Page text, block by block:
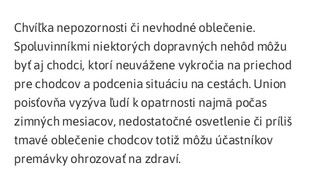
Chvíľka nepozornosti či nevhodné oblečenie.
Spoluvinníkmi niektorých dopravných nehôd môžu
byť aj chodci, ktorí neuvážene vykročia na priechod
pre chodcov a podcenia situáciu na cestách. Union
poisťovňa vyzýva ľudí k opatrnosti najmä počas
zimných mesiacov, nedostatočné osvetlenie či príliš
tmavé oblečenie chodcov totiž môžu účastníkov
premávky ohrozovať na zdraví.